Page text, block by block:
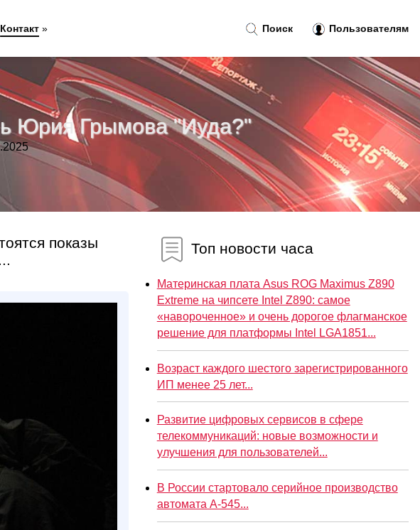
Юрия Грымова "Иуда?"
показы
Топ новости часа
Материнская плата Asus ROG Maximus Z890
Extreme на чипсете Intel Z890: самое
«навороченное» и очень дорогое флагманское
решение для платформы Intel LGA1851...
Возраст каждого шестого зарегистрированного
ИП менее 25 лет...
Развитие цифровых сервисов в сфере
телекоммуникаций: новые возможности и
улучшения для пользователей...
В России стартовало серийное производство
автомата А-545...
Поиск Пользователям
Контакт»